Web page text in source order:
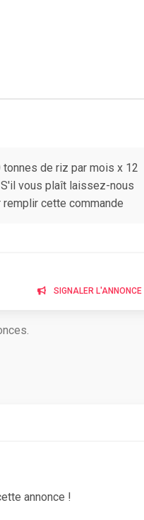
de riz par mois x 12
vous plaît laissez-nous
cette commande
SIGNALER L'ANNONCE
annonce !